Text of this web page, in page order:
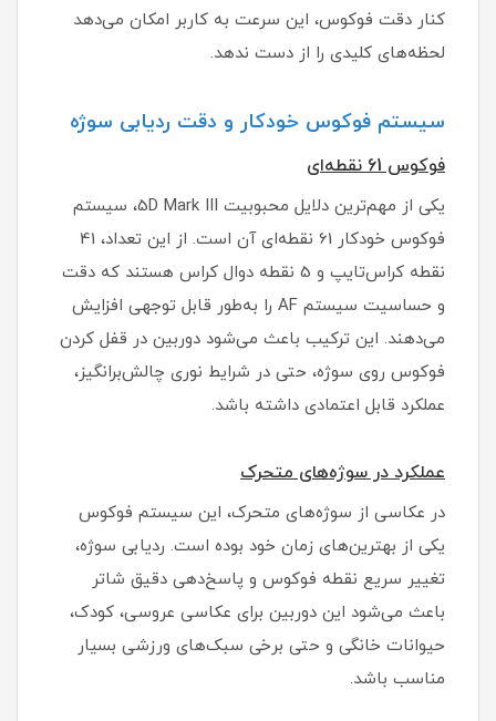
کنار دقت فوکوس، این سرعت به کاربر امکان می‌دهد
لحظه‌های کلیدی را از دست ندهد.
سیستم فوکوس خودکار و دقت ردیابی سوژه
فوکوس 61 نقطه‌ای
یکی از مهم‌ترین دلایل محبوبیت 5D Mark III، سیستم
فوکوس خودکار 61 نقطه‌ای آن است. از این تعداد، 41
نقطه کراس‌تایپ و 5 نقطه دوال کراس هستند که دقت
و حساسیت سیستم AF را به‌طور قابل توجهی افزایش
می‌دهند. این ترکیب باعث می‌شود دوربین در قفل کردن
فوکوس روی سوژه، حتی در شرایط نوری چالش‌برانگیز،
عملکرد قابل اعتمادی داشته باشد.
عملکرد در سوژه‌های متحرک
در عکاسی از سوژه‌های متحرک، این سیستم فوکوس
یکی از بهترین‌های زمان خود بوده است. ردیابی سوژه،
تغییر سریع نقطه فوکوس و پاسخ‌دهی دقیق شاتر
باعث می‌شود این دوربین برای عکاسی عروسی، کودک،
حیوانات خانگی و حتی برخی سبک‌های ورزشی بسیار
مناسب باشد.